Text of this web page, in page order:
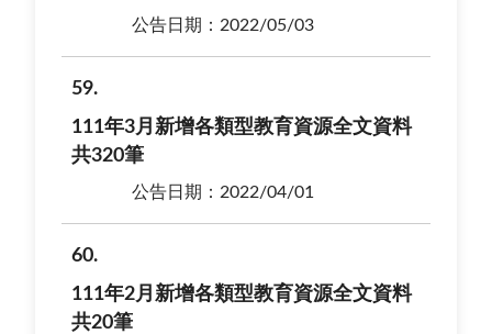
公告日期：2022/05/03
59
111年3月新增各類型教育資源全文資料
共320筆
公告日期：2022/04/01
60
111年2月新增各類型教育資源全文資料
共20筆